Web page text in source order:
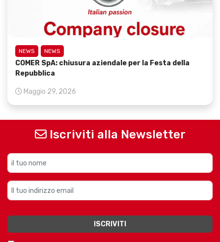
NEWS NEWS
COMER SpA: chiusura aziendale per la Festa della
Repubblica
Maggio 29, 2026
Iscriviti alla Newsletter